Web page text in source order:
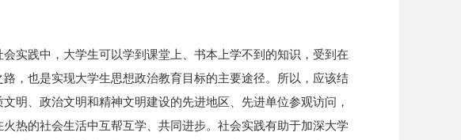
实践中，大学生可以学到课堂上、书本上学不到的知识，受到在
，也是实现大学生思想政治教育目标的主要途径。所以，应该结
明、政治文明和精神文明建设的先进地区、先进单位参观访问，
热的社会生活中互帮互学、共同进步。社会实践有助于加深大学